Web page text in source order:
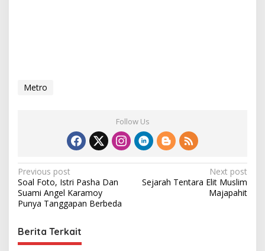
Metro
Follow Us
P
o
s
t
n
Previous post
Soal Foto, Istri Pasha Dan
Suami Angel Karamoy
Punya Tanggapan Berbeda
Next post
Sejarah Tentara Elit Muslim
Majapahit
Berita Terkait